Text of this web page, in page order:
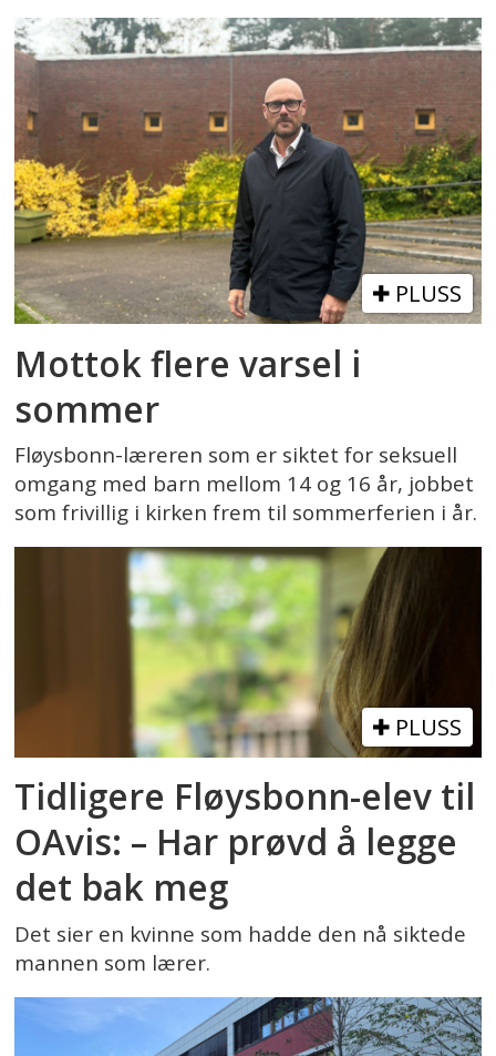
PLUSS
Mottok flere varsel i
sommer
Fløysbonn-læreren som er siktet for seksuell
omgang med barn mellom 14 og 16 år, jobbet
som frivillig i kirken frem til sommerferien i år.
PLUSS
Tidligere Fløysbonn-elev til
OAvis: – Har prøvd å legge
det bak meg
Det sier en kvinne som hadde den nå siktede
mannen som lærer.